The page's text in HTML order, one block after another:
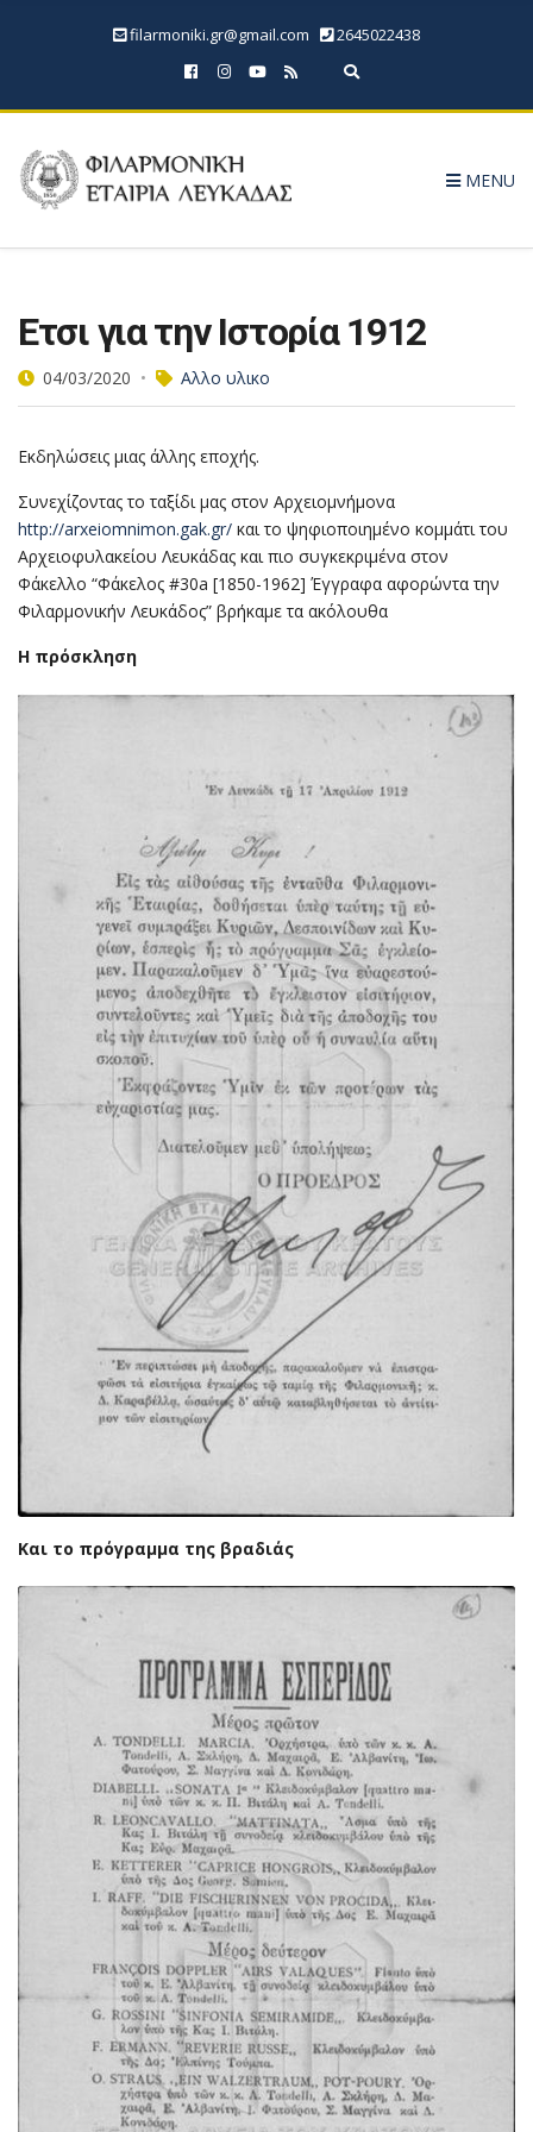
filarmoniki.gr@gmail.com
2645022438
Expand search form
MENU
Ετσι για την Ιστορία 1912
04/03/2020 Αλλο υλικο
Εκδηλώσεις μιας άλλης εποχής.
Συνεχίζοντας το ταξίδι μας στον Αρχειομνήμονα
http://arxeiomnimon.gak.gr/ και το ψηφιοποιημένο κομμάτι του
Αρχειοφυλακείου Λευκάδας και πιο συγκεκριμένα στον
Φάκελλο “Φάκελος #30a [1850-1962] Έγγραφα αφορώντα την
Φιλαρμονικήν Λευκάδος” βρήκαμε τα ακόλουθα
Η πρόσκληση
Και το πρόγραμμα της βραδιάς